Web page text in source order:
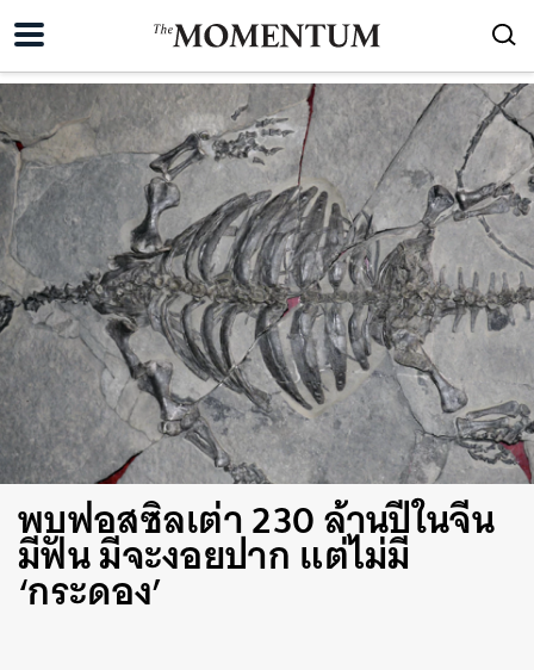
พบฟอสซิลเต่า 230 ล้านปีในจีน
มีฟัน มีจะงอยปาก แต่ไม่มี
‘กระดอง’